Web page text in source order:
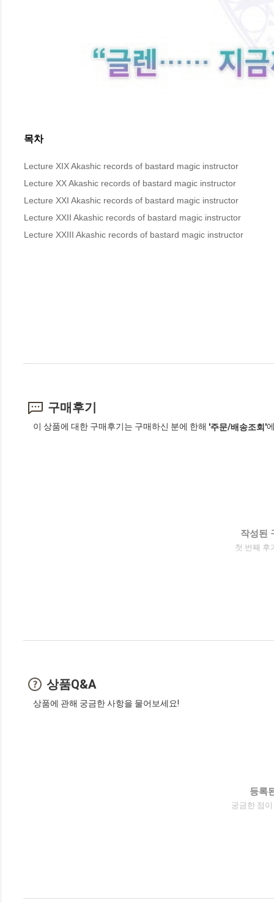
목차
Lecture XIX Akashic records of bastard magic instructor
Lecture XX Akashic records of bastard magic instructor
Lecture XXI Akashic records of bastard magic instructor
Lecture XXII Akashic records of bastard magic instructor
Lecture XXIII Akashic records of bastard magic instructor
구매후기
이 상품에 대한 구매후기는 구매하신 분에 한해 '주문/배송조회'
작성된
첫 번째 후
상품Q&A
상품에 관해 궁금한 사항을 물어보세요!
등록
궁금한 점